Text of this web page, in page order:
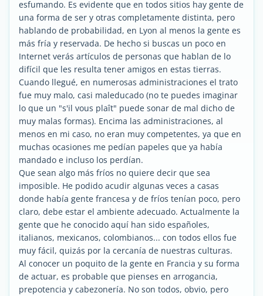
esfumando. Es evidente que en todos sitios hay gente de
una forma de ser y otras completamente distinta, pero
hablando de probabilidad, en Lyon al menos la gente es
más fría y reservada. De hecho si buscas un poco en
Internet verás artículos de personas que hablan de lo
difícil que les resulta tener amigos en estas tierras.
Cuando llegué, en numerosas administraciones el trato
fue muy malo, casi maleducado (no te puedes imaginar
lo que un "s'il vous plaît" puede sonar de mal dicho de
muy malas formas). Encima las administraciones, al
menos en mi caso, no eran muy competentes, ya que en
muchas ocasiones me pedían papeles que ya había
mandado e incluso los perdían.
Que sean algo más fríos no quiere decir que sea
imposible. He podido acudir algunas veces a casas
donde había gente francesa y de fríos tenían poco, pero
claro, debe estar el ambiente adecuado. Actualmente la
gente que he conocido aquí han sido españoles,
italianos, mexicanos, colombianos... con todos ellos fue
muy fácil, quizás por la cercanía de nuestras culturas.
Al conocer un poquito de la gente en Francia y su forma
de actuar, es probable que pienses en arrogancia,
prepotencia y cabezonería. No son todos, obvio, pero